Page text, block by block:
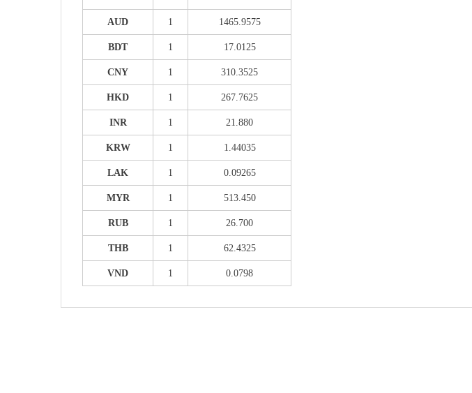
AUD 1 1465.9575
BDT 1 17.0125
CNY 1 310.3525
HKD 1 267.7625
INR 1 21.880
KRW 1 1.44035
LAK 1 0.09265
MYR 1 513.450
RUB 1 26.700
THB 1 62.4325
VND 1 0.0798